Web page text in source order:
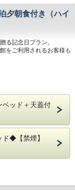
人のお客様はかかりま
隣のコインパーキングを
）、200円（宿泊税）が
＞までお問い合わせく
込みとなります。
いたします。（近隣のコ
利用ください。）
欄」をご確認くださ
かります。
場合は、備考欄へご記入
際に畳・ソファースペー
お料理をご用意しており
楽しみいただけます。
場合がございます。
）
夕朝食付き（ハイ
る記念日プラン。
をご利用されるお客様も
のをご提供できればとい
は彩にあふれたフラワー
素敵なひとときをお過ご
までお電話くださいます
82-8111＞
いなし。
場合は、備考欄へご記入
ベッド＋天蓋付
ド◆【禁煙】